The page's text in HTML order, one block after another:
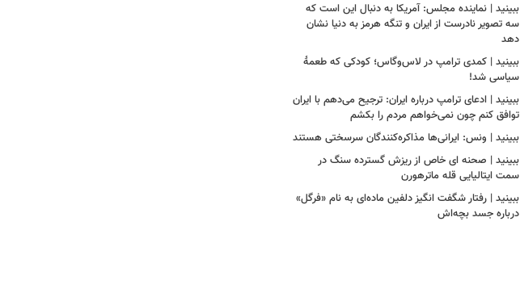
ببینید | نماینده مجلس: آمریکا به دنبال این است که
سه تصویر نادرست از ایران و تنگه هرمز به دنیا نشان
دهد
ببینید | کمدی ترامپ در لاس‌وگاس؛ کودکی که طعمۀ
سیاسی شد!
ببینید | ادعای ترامپ درباره ایران: ترجیح می‌دهم با ایران
توافق کنم چون نمی‌خواهم مردم را بکشم
ببینید | ونس: ایرانی‌ها مذاکره‌کنندگان سرسختی هستند
ببینید | صحنه ای خاص از ریزش گسترده سنگ در
سمت ایتالیایی قله ماترهورن
ببینید | رفتار شگفت انگیز دلفین ماده‌ای به نام «فرگل»
درباره جسد بچه‌اش